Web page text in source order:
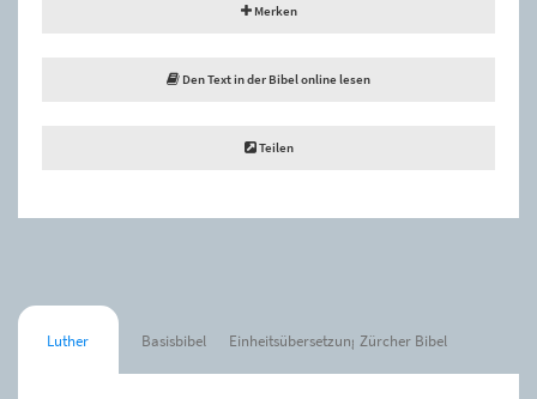
Merken
Den Text in der Bibel online lesen
Teilen
Luther Basisbibel Einheitsübersetzung Zürcher Bibel